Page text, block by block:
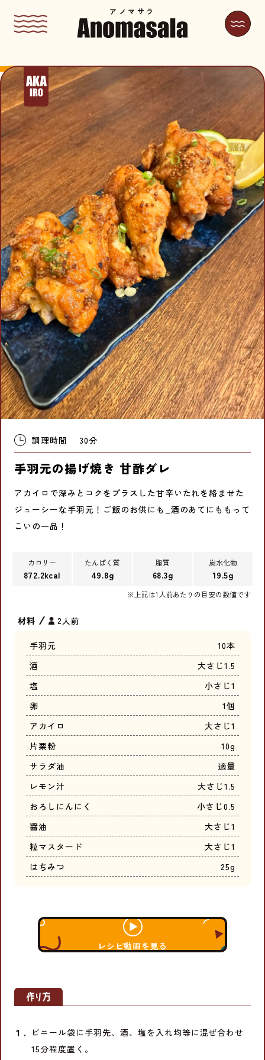
アノマサラ
調理時間 30分
手羽元の揚げ焼き 甘酢ダレ
アカイロで深みとコクをプラスした甘辛いたれを絡ませた
ジューシーな手羽元！ご飯のお供にも_酒のあてにももって
こいの一品！
カロリー
872.2kcal
たんぱく質
49.8g
脂質
68.3g
炭水化物
19.5g
※上記は1人前あたりの目安の数値です
材料 2人前
手羽元
10本
酒
大さじ1.5
塩
小さじ1
卵
1個
アカイロ
大さじ1
片栗粉
10g
サラダ油
適量
レモン汁
大さじ1.5
おろしにんにく
小さじ0.5
醤油
大さじ1
粒マスタード
大さじ1
はちみつ
25g
レシピ動画を見る
ビニール袋に手羽先、酒、塩を入れ均等に混ぜ合わせ
15分程度置く。